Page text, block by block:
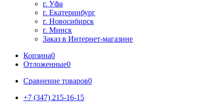
г. Уфа
г. Екатеринбург
г. Новосибирск
г. Минск
Заказ в Интернет-магазине
Корзина0
Отложенные0
Сравнение товаров0
+7 (347) 215-16-15